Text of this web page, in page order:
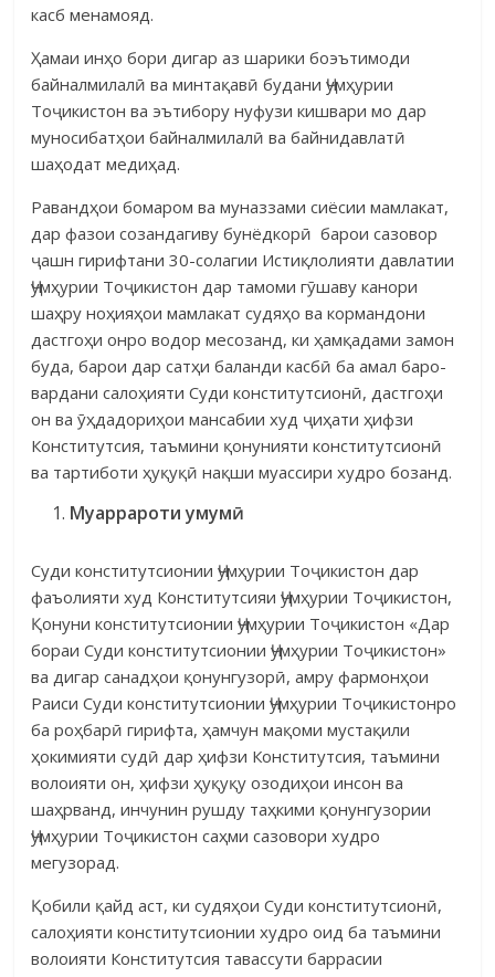
касб менамояд.
Ҳамаи инҳо бори дигар аз шарики боэътимоди
байналмилалӣ ва минтақавӣ будани Ҷумҳурии
Тоҷикистон ва эътибору нуфузи кишвари мо дар
муносибатҳои байналмилалӣ ва байнидавлатӣ
шаҳодат медиҳад.
Равандҳои бомаром ва муназзами сиёсии мамлакат,
дар фазои со­зандагиву бунёдкорӣ барои сазовор
ҷашн гирифтани 30-солагии Истиқло­лияти давлатии
Ҷумҳурии Тоҷикистон дар тамоми гӯшаву канори
шаҳру ноҳияҳои мамлакат судяҳо ва кормандони
дастгоҳи онро водор месозанд, ки ҳамқадами замон
буда, барои дар сатҳи баланди касбӣ ба амал баро­
вардани салоҳияти Суди конститутсионӣ, дастгоҳи
он ва ӯҳдадориҳои ман­сабии худ ҷиҳати ҳифзи
Конститутсия, таъмини қонунияти конститутсионӣ
ва тартиботи ҳуқуқӣ нақши муассири худро бозанд.
Муаррароти умумӣ
Суди конститутсионии Ҷумҳурии Тоҷикистон дар
фаъолияти худ Конститутсияи Ҷумҳурии Тоҷикистон,
Қонуни конститутсионии Ҷумҳурии Тоҷикистон «Дар
бораи Суди конститутсионии Ҷумҳурии Тоҷикистон»
ва дигар санадҳои қонунгузорӣ, амру фармонҳои
Раиси Суди конститутсио­нии Ҷумҳурии Тоҷикистонро
ба роҳбарӣ гирифта, ҳамчун мақоми муста­қили
ҳокимияти судӣ дар ҳифзи Конститутсия, таъмини
волоияти он, ҳиф­зи ҳуқуқу озодиҳои инсон ва
шаҳрванд, инчунин рушду таҳкими қонун­гузории
Ҷумҳурии Тоҷикистон саҳми сазовори худро
мегузорад.
Қобили қайд аст, ки судяҳои Суди конститутсионӣ,
салоҳияти кон­ститутсионии худро оид ба таъмини
волоияти Конститутсия тавассути бар­расии